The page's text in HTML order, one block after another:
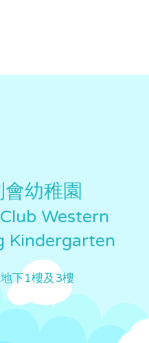
幼稚園
Western
Kindergarten
下1樓及3樓